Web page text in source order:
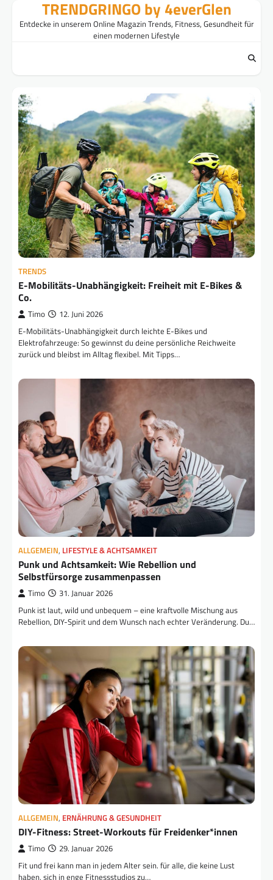
TRENDGRINGO by 4everGlen
Entdecke in unserem Online Magazin Trends, Fitness, Gesundheit für
einen modernen Lifestyle
TRENDS
E-Mobilitäts-Unabhängigkeit: Freiheit mit E-Bikes &
Co.
Timo 12. Juni 2026
E-Mobilitäts-Unabhängigkeit durch leichte E-Bikes und
Elektrofahrzeuge: So gewinnst du deine persönliche Reichweite
zurück und bleibst im Alltag flexibel. Mit Tipps…
ALLGEMEIN, LIFESTYLE & ACHTSAMKEIT
Punk und Achtsamkeit: Wie Rebellion und
Selbstfürsorge zusammenpassen
Timo 31. Januar 2026
Punk ist laut, wild und unbequem – eine kraftvolle Mischung aus
Rebellion, DIY-Spirit und dem Wunsch nach echter Veränderung. Du…
ALLGEMEIN, ERNÄHRUNG & GESUNDHEIT
DIY-Fitness: Street-Workouts für Freidenker*innen
Timo 29. Januar 2026
Fit und frei kann man in jedem Alter sein. für alle, die keine Lust
haben, sich in enge Fitnessstudios zu…